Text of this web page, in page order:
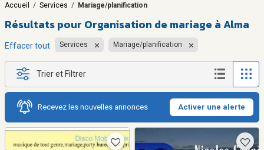
Accueil / Services / Mariage/planification
Résultats pour Organisation de mariage à Alma
Effacer tout Services Mariage/planification
Trier et Filtrer
Recevez les nouvelles annonces Activer une alerte